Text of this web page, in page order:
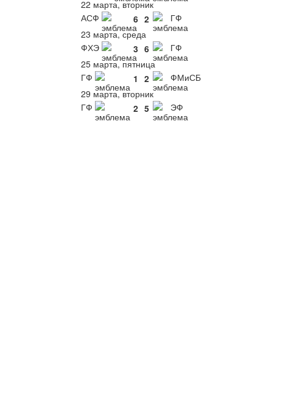
22 марта, вторник
АСФ
6 2
ГФ
23 марта, среда
ФХЭ
3 6
ГФ
25 марта, пятница
ГФ
1 2
ФМиСБ
29 марта, вторник
ГФ
2 5 ЭФ